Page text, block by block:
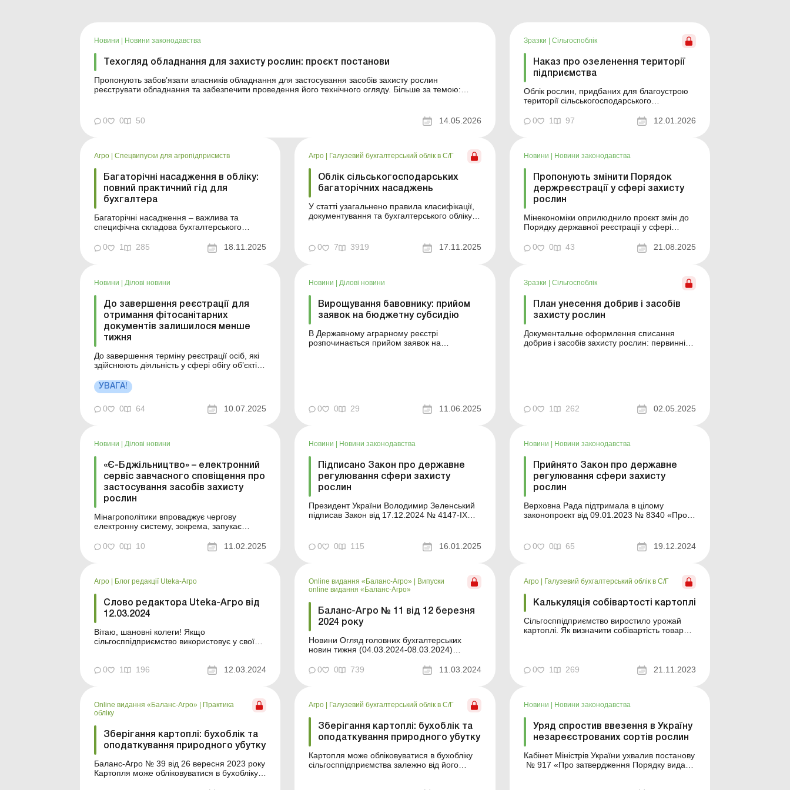
Новини Новини законодавства
Техогляд обладнання для захисту рослин: проєкт постанови
Пропонують забов’язати власників обладнання для застосування засобів захисту рослин
реєструвати обладнання та забезпечити проведення його технічного огляду. Більше за темою:
0
0 50 14.05.2026
Зразки Сільгоспоблік
Наказ про озеленення території
підприємства
Облік рослин, придбаних для благоустрою
території сільськогосподарського
проведення та документи Приклад
складання Зразок для завантаження Див.
0 1 97 12.01.2026
Агро Спецвипуски для агропідприємств
Багаторічні насадження в обліку:
повний практичний гід для
бухгалтера
Багаторічні насадження – важлива та
специфічна складова бухгалтерського
правильного оформлення документів, а й
розуміння логіки кожного етапу: від
Саме тому цей спецвипуск...
0 1 285 18.11.2025
Агро Галузевий бухгалтерський облік в С/Г
Облік сільськогосподарських
багаторічних насаджень
У статті узагальнено правила класифікації,
документування та бухгалтерського обліку
створення, введення в експлуатацію та
подальшу амортизацію. Облік багаторічних
0 7 3919 17.11.2025
Новини Новини законодавства
Пропонують змінити Порядок
держреєстрації у сфері захисту
рослин
Мінекономіки оприлюднило проєкт змін до
Порядку державної реєстрації у сфері
державних реєстрів у сфері захисту рослин.
захисту рослин: первинні документи, облік
0 0 43 21.08.2025
Новини | Ділові новини
До завершення реєстрації для
отримання фітосанітарних
документів залишилося менше
тижня
До завершення терміну реєстрації осіб, які
здійснюють діяльність у сфері обігу об’єктів
Більше за темою: Фітосанітарні та
ветеринарні вимоги до сільгосппродукції
при експорті Держпродспоживслужба
нагадує, що відповідно до положень наказу
УВАГА!
0 0 64 10.07.2025
Новини | Ділові новини
Вирощування бавовнику: прийом
заявок на бюджетну субсидію
В Державному аграрному реєстрі
розпочинається прийом заявок на
четвертої групи В Д...
0 0 29 11.06.2025
Зразки | Сільгоспоблік
План унесення добрив і засобів
захисту рослин
Документальне оформлення списання
добрив і засобів захисту рослин: первинні
0
1 262 02.05.2025
Новини | Ділові новини
«Є-Бджільництво» – електронний
сервіс завчасного сповіщення про
застосування засобів захисту
рослин
Мінагрополітики впроваджує чергову
електронну систему, зокрема, запукає
електронний сервіс завчасного сповіщення
про застосування засобів захисту рослин.
та органі...
0 0 10 11.02.2025
Новини | Новини законодавства
Підписано Закон про державне
регулювання сфери захисту
рослин
Президент України Володимир Зеленський
підписав Закон від 17.12.2024 № 4147-IX
шляху до євроінтеграції та спрямований на
вдосконалення правового регулювання у
0 0 115 16.01.2025
Новини | Новини законодавства
Прийнято Закон про державне
регулювання сфери захисту
рослин
Верховна Рада підтримала в цілому
законопроєкт від 09.01.2023 № 8340 «Про
запровадження європейської моделі
регулювання у сфері захисту рослин, що
0 0 65 19.12.2024
Агро Блог редакції Uteka-Агро
Слово редактора Uteka-Агро від
12.03.2024
Вітаю, шановні колеги! Якщо
сільгосппідприємство використовує у своїй
установлених законодавством у цій сфері.
продуктів...
0 1 196 12.03.2024
Online видання «Баланс-Агро»
Випуски
online видання «Баланс-Агро»
Баланс-Агро № 11 від 12 березня
2024 року
Новини Огляд головних бухгалтерських
новин тижня (04.03.2024-08.03.2024)
законодавстві – оновлюється щодня Зміст
викуплену з постійного кор...
0 0 739 11.03.2024
Агро Галузевий бухгалтерський облік в С/Г
Калькуляція собівартості картоплі
Сільгосппідприємство виростило урожай
картоплі. Як визначити собівартість товарної
інші пов’язані питання відповімо у статті.
Зберігання картоплі: бухоблік та
0 1 269 21.11.2023
Online видання «Баланс-Агро»
Практика
обліку
Зберігання картоплі: бухоблік та
оподаткування природного убутку
Баланс-Агро № 39 від 26 вересня 2023 року
Картопля може обліковуватися в бухобліку
Агро Галузевий бухгалтерський облік в С/Г
Зберігання картоплі: бухоблік та
оподаткування природного убутку
Картопля може обліковуватися в бухобліку
сільгосппідприємства залежно від його
Новини Новини законодавства
Уряд спростив ввезення в Україну
незареєстрованих сортів рослин
Кабінет Міністрів України ухвалив постанову
№ 917 «Про затвердження Порядку видачі